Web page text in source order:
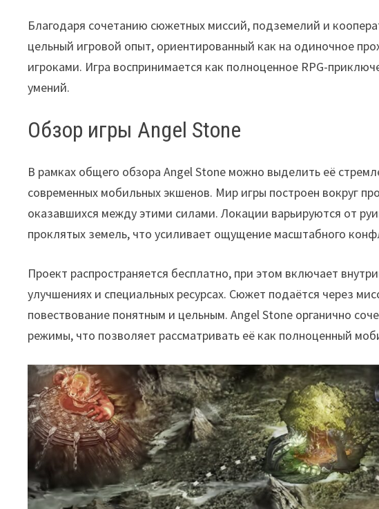
Благодаря сочетанию сюжетных миссий, подземелий и
цельный игровой опыт, ориентированный как на одиночное
игроками. Игра воспринимается как полноценное RPG-
умений.
Обзор игры Angel Stone
В рамках общего обзора Angel Stone можно выделить её
современных мобильных экшенов. Мир игры построен вокруг
оказавшихся между этими силами. Локации варьируются от
проклятых земель, что усиливает ощущение масштабного
Проект распространяется бесплатно, при этом включает
улучшениях и специальных ресурсах. Сюжет подаётся через
повествование понятным и цельным. Angel Stone органично
режимы, что позволяет рассматривать её как полноценный